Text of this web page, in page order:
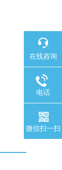
在线咨询
电话
微信扫一扫